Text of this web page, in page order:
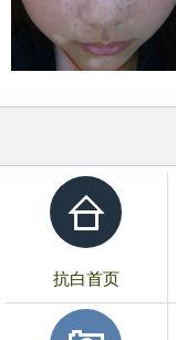
抗白首页